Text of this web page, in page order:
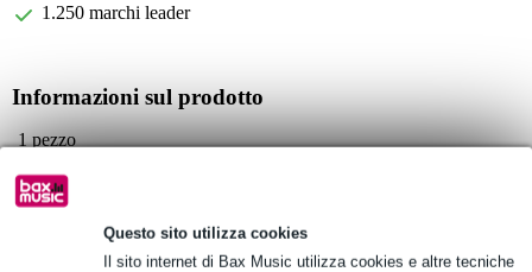
Questo sito utilizza cookies
Il sito internet di Bax Music utilizza cookies e altre tecniche
1.250 marchi leader
Informazioni sul prodotto
1 pezzo
Colore: nero
Materiale: alluminio
Specifiche complete